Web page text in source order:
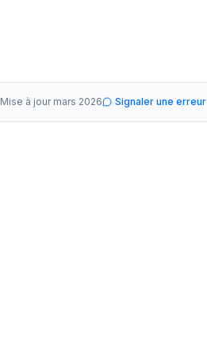
Mise à jour mars 2026 Signaler une erreur